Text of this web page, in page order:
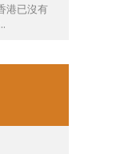
港已沒有